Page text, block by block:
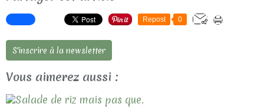
Repost 0
S'inscrire à la newsletter
Vous aimerez aussi :